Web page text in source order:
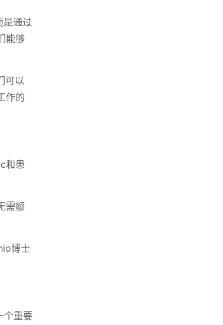
是通过
能够
可以
作的
和患
需额
博士
个重要